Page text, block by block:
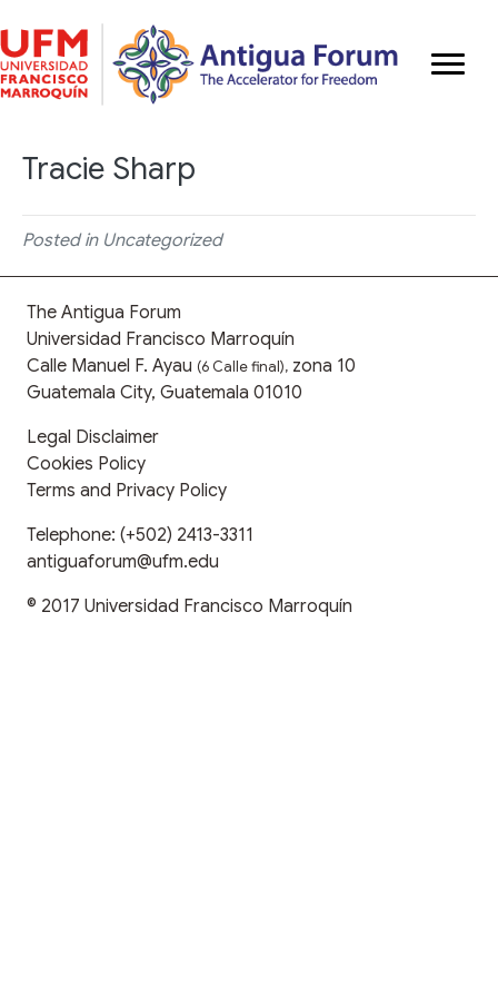
Tracie Sharp
Posted in Uncategorized
The Antigua Forum
Universidad Francisco Marroquín
Calle Manuel F. Ayau (6 Calle final), zona 10
Guatemala City, Guatemala 01010
Legal Disclaimer
Cookies Policy
Terms and Privacy Policy
Telephone: (+502) 2413-3311
antiguaforum@ufm.edu
© 2017 Universidad Francisco Marroquín